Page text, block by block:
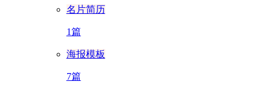
名片简历
1篇
海报模板
7篇